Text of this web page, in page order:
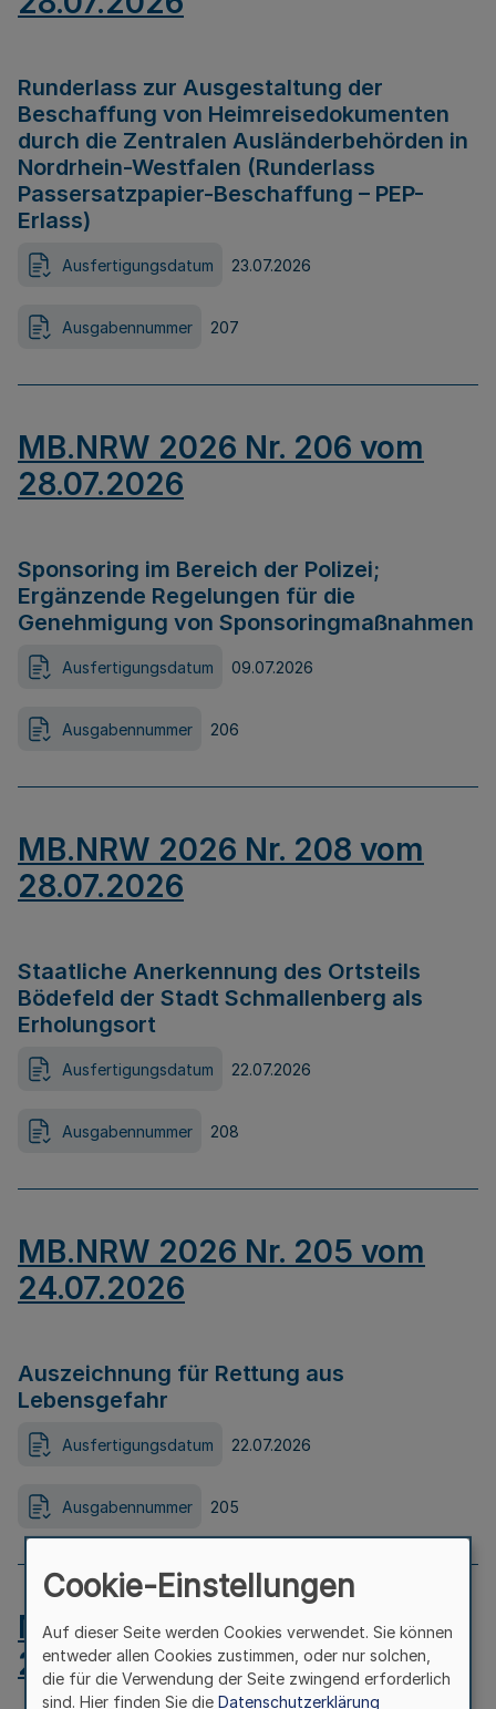
Runderlass zur Ausgestaltung der
Beschaffung von Heimreisedokumenten
durch die Zentralen Ausländerbehörden in
Nordrhein-Westfalen (Runderlass
Passersatzpapier-Beschaffung – PEP-
Erlass)
Ausfertigungsdatum 23.07.2026
Ausgabennummer 207
MB.NRW 2026 Nr. 206 vom
28.07.2026
Sponsoring im Bereich der Polizei;
Ergänzende Regelungen für die
Genehmigung von Sponsoringmaßnahmen
Ausfertigungsdatum 09.07.2026
Ausgabennummer 206
MB.NRW 2026 Nr. 208 vom
28.07.2026
Staatliche Anerkennung des Ortsteils
Bödefeld der Stadt Schmallenberg als
Erholungsort
Ausfertigungsdatum 22.07.2026
Ausgabennummer 208
MB.NRW 2026 Nr. 205 vom
24.07.2026
Auszeichnung für Rettung aus
Lebensgefahr
Ausfertigungsdatum 22.07.2026
Ausgabennummer 205
MB.NRW 2026 Nr. 204 vom
24.07.2026
Cookie-Einstellungen
Auf dieser Seite werden Cookies verwendet. Sie können
entweder allen Cookies zustimmen, oder nur solchen,
die für die Verwendung der Seite zwingend erforderlich
sind. Hier finden Sie die Datenschutzerklärung